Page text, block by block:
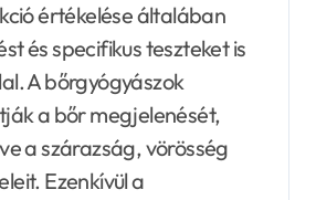
értékelése általában
és specifikus teszteket is
A bőrgyógyászok
a bőr megjelenését,
a szárazság, vörösség
Ezenkívül a